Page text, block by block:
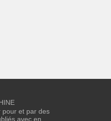
pour et par des
avec en